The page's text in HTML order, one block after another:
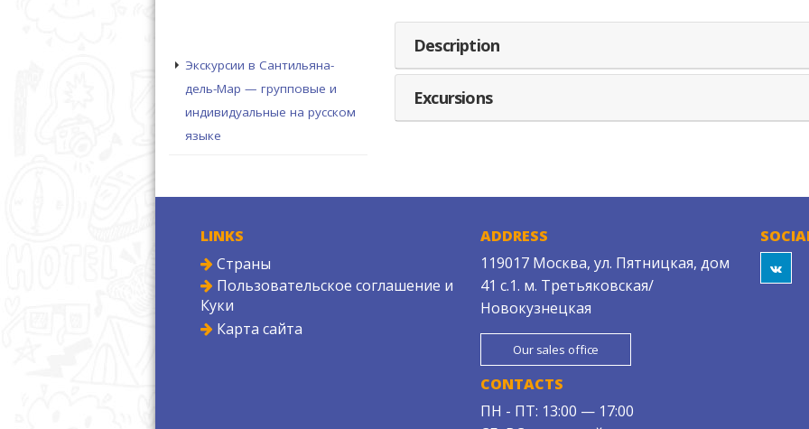
Экскурсии в Сантильяна-
дель-Мар — групповые и
индивидуальные на русском
языке
Description
Excursions
LINKS
Страны
Пользовательское соглашение и
Куки
Карта сайта
ADDRESS
119017 Москва, ул. Пятницкая, дом
41 с.1. м. Третьяковская/
Новокузнецкая
Our sales office
CONTACTS
ПН - ПТ: 13:00 — 17:00